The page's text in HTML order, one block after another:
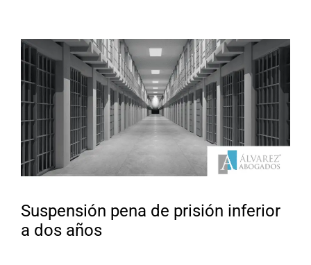
Suspensión pena de prisión inferior
a dos años